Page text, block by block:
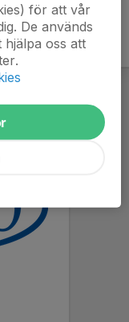
för att vår
De används
oss att